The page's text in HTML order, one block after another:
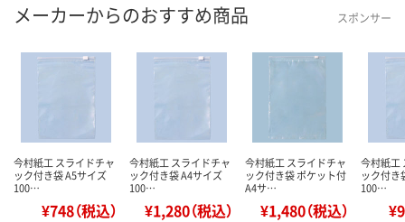
メーカーからのおすすめ商品 スポンサー
今村紙工 スライドチャ
ック付き袋 A5サイズ
100…
¥748（税込）
今村紙工 スライドチャ
ック付き袋 A4サイズ
100…
¥1,280（税込）
今村紙工 スライドチャ
ック付き袋 ポケット付
A4サ…
¥1,480（税込）
今村紙工
ック付き
100…